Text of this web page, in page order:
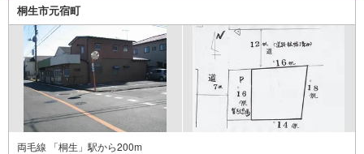
桐生市元宿町
両毛線 「桐生」駅から200m